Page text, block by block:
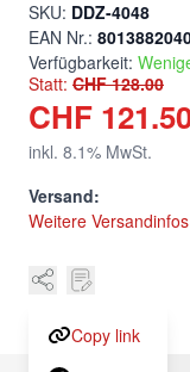
SKU: DDZ-4048
EAN Nr.:
Verfügbarkeit:
Statt: CHF 128.00
CHF
inkl.8.1% MwSt.
Versand:
Weitere Versandinfos
Copy link